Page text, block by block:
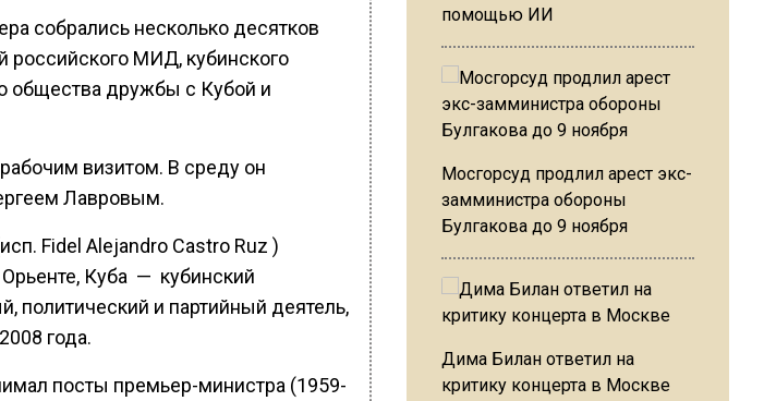
собрались несколько десятков
российского МИД, кубинского
общества дружбы с Кубой и
визитом. В среду он
Лавровым.
Fidel Alejandro Castro Ruz )
Орьенте, Куба — кубинский
политический и партийный деятель,
года.
посты премьер-министра (1959-
помощью ИИ
Мосгорсуд продлил арест экс-
замминистра обороны
Булгакова до 9 ноября
Дима Билан ответил на
критику концерта в Москве